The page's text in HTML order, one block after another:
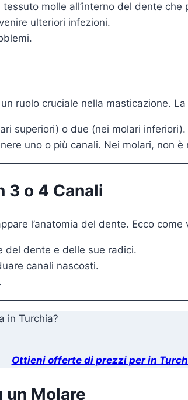
tessuto molle all’interno del dente
ulteriori infezioni.
ruolo cruciale nella masticazione.
superiori) o due (nei molari inferiori).
uno o più canali. Nei molari, non
3 o 4 Canali
l’anatomia del dente. Ecco come
del dente e delle sue radici.
canali nascosti.
in Turchia?
Ottieni offerte di prezzi per in
un Molare